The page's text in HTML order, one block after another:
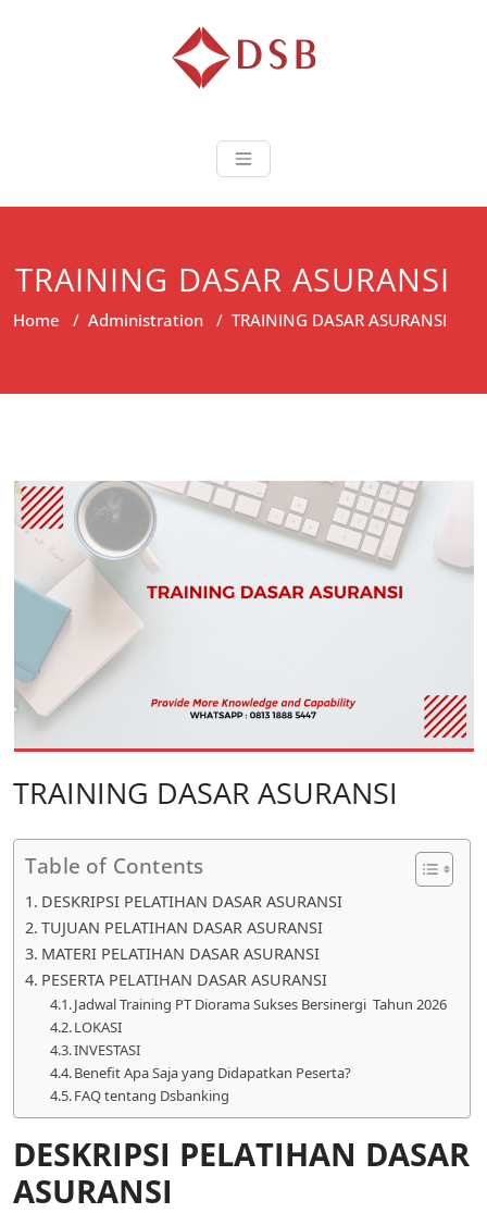
Diorama
TRAINING DASAR ASURANSI
Home / Administration / TRAINING DASAR ASURANSI
TRAINING DASAR ASURANSI
Table of Contents
DESKRIPSI PELATIHAN DASAR ASURANSI
TUJUAN PELATIHAN DASAR ASURANSI
MATERI PELATIHAN DASAR ASURANSI
PESERTA PELATIHAN DASAR ASURANSI
Jadwal Training PT Diorama Sukses Bersinergi Tahun 2026
LOKASI
INVESTASI
Benefit Apa Saja yang Didapatkan Peserta?
FAQ tentang Dsbanking
DESKRIPSI PELATIHAN DASAR
ASURANSI